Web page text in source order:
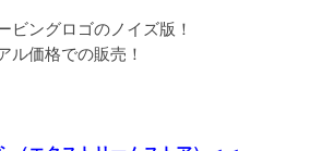
ビングロゴのノイズ版！
ル価格での販売！